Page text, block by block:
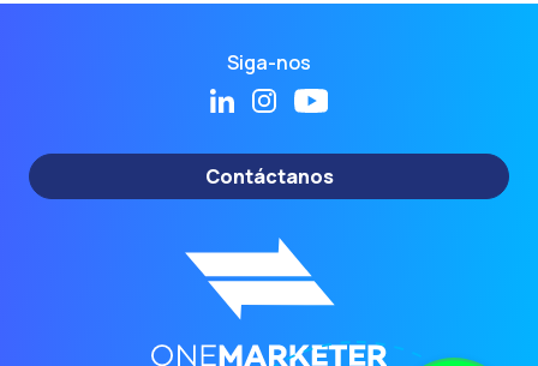
Siga-nos
Contáctanos